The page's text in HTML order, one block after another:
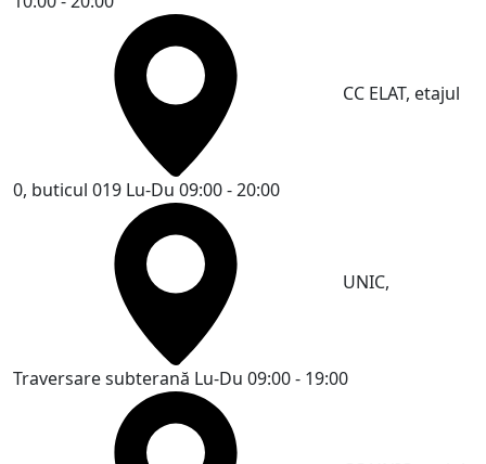
CC ELAT, etajul
0, buticul 019 Lu-Du 09:00 - 20:00
UNIC,
Traversare subterană Lu-Du 09:00 - 19:00